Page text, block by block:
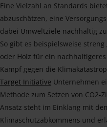
Eine Vielzahl an Standards
abzuschätzen, eine
dabei Umweltziele nachhaltig
So gibt es beispielsweise
oder Holz für ein
Kampf gegen die
Target Initiative Unternehmen
Methode zum Setzen von CO2-
Ansatz steht im Einklang mit
Klimaschutzabkommens und